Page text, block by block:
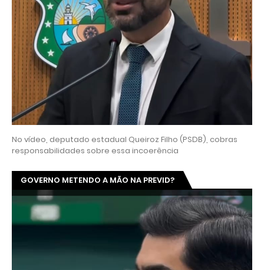
No vídeo, deputado estadual Queiroz Filho (PSDB), cobras
responsabilidades sobre essa incoerência
GOVERNO METENDO A MÃO NA PREVID?